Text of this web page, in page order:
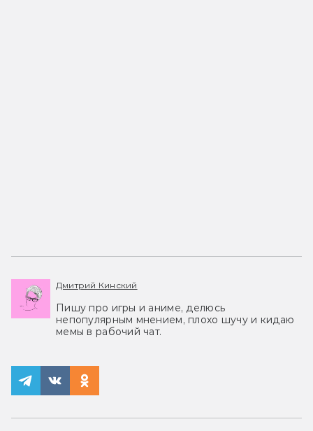
Дмитрий Кинский
Пишу про игры и аниме, делюсь
непопулярным мнением, плохо шучу и кидаю
мемы в рабочий чат.